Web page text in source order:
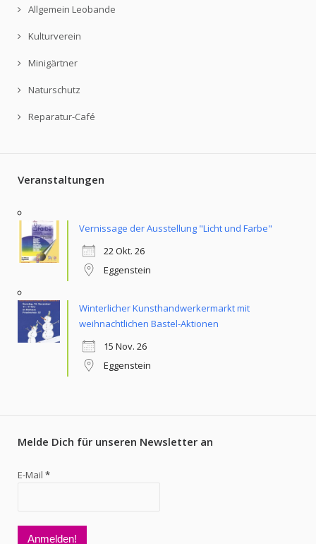
Allgemein Leobande
Kulturverein
Minigärtner
Naturschutz
Reparatur-Café
Veranstaltungen
Vernissage der Ausstellung "Licht und Farbe"
22 Okt. 26
Eggenstein
Winterlicher Kunsthandwerkermarkt mit
weihnachtlichen Bastel-Aktionen
15 Nov. 26
Eggenstein
Melde Dich für unseren Newsletter an
E-Mail *